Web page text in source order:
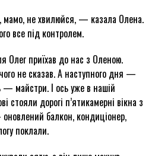
мамо, не хвилюйся, — казала Олена.
все під контролем.
Олег приїхав до нас з Оленою.
не сказав. А наступного дня —
майстри. І ось уже в нашій
стояли дорогі п’ятикамерні вікна з
балкон, кондиціонер,
поклали.